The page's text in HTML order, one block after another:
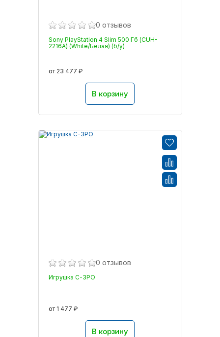
0 отзывов
Sony PlayStation 4 Slim 500 Гб (CUH-
2216A) (White/Белая) (б/у)
от 23 477 ₽
В корзину
0 отзывов
Игрушка C-3PO
от 1 477 ₽
В корзину